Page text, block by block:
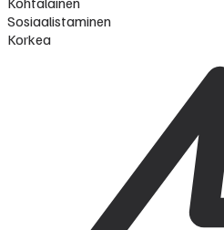
Sosiaalistaminen
Korkea